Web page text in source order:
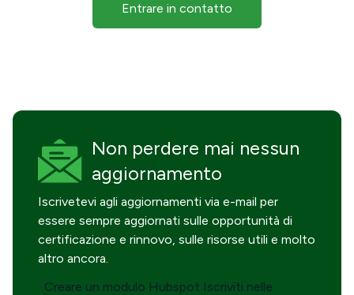
Entrare in contatto
Non perdere mai nessun
aggiornamento
Iscrivetevi agli aggiornamenti via e-mail per
essere sempre aggiornati sulle opportunità di
certificazione e rinnovo, sulle risorse utili e molto
altro ancora.
Creare un modulo Hubspot Iscriviti nelle